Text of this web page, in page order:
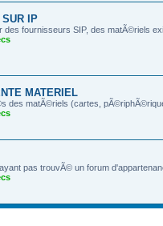
IP
des fournisseurs SIP, des matÃ©riels
MATERIEL
des matÃ©riels (cartes,
pas trouvÃ© un forum